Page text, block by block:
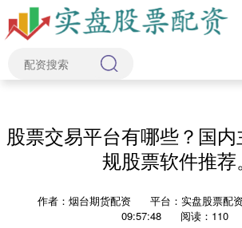
股票交易平台有哪些？国
规股票软件推荐。
作者：烟台期货配资 平台：实盘股票配资
09:57:48
阅读：110